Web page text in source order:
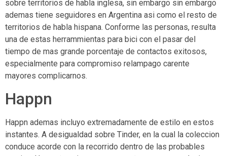
sobre territorios de habla inglesa, sin embargo sin embargo
ademas tiene seguidores en Argentina asi­ como el resto de
territorios de habla hispana. Conforme las personas, resulta
una de estas herrammientas para bici con el pasar del
tiempo de mas grande porcentaje de contactos exitosos,
especialmente para compromiso relampago carente
mayores complicarnos.
Happn
Happn ademas incluyo extremadamente de estilo en estos
instantes. A desigualdad sobre Tinder, en la cual la coleccion
conduce acorde con la recorrido dentro de las probables